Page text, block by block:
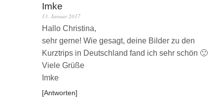
Imke
13. Januar 2017
Hallo Christina,
sehr gerne! Wie gesagt, deine Bilder zu den
Kurztrips in Deutschland fand ich sehr schön 🙂
Viele Grüße
Imke
Antworten